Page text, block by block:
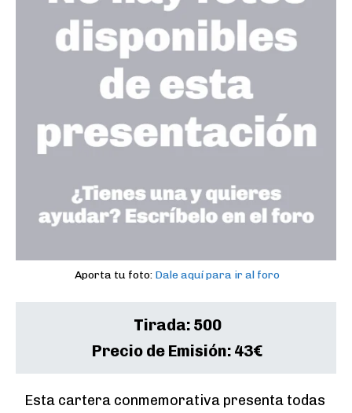
Aporta tu foto: Dale aquí para ir al foro
Tirada: 500
Precio de Emisión: 43€
Esta cartera conmemorativa presenta todas